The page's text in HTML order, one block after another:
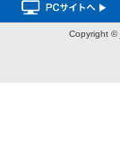
Copyright ©